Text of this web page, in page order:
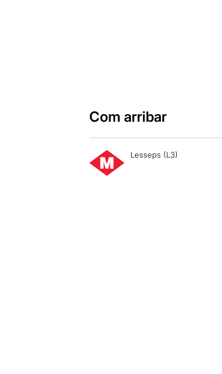
Com arribar
Lesseps (L3)